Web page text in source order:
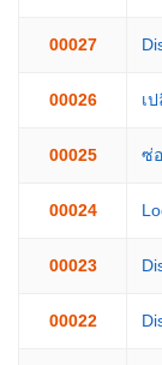
00027
00026 เ
00025 ซ่
00024
00023
00022